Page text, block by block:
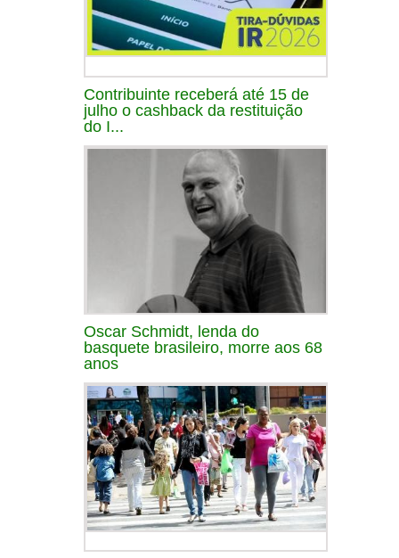
Contribuinte receberá até 15 de
julho o cashback da restituição
do I...
Oscar Schmidt, lenda do
basquete brasileiro, morre aos 68
anos